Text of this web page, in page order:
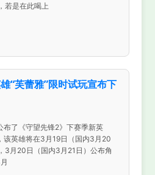
若是在此喝上
“芙蕾雅”限时试玩宣布下
布了《守望先锋2》下赛季新英
该英雄将在3月19日（国内3月20
3月20日（国内3月21日）公布角